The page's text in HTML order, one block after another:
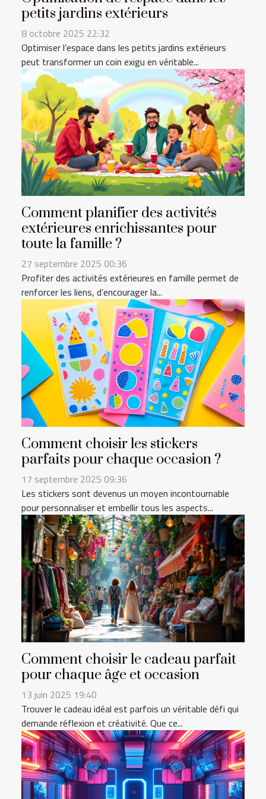
petits jardins extérieurs
8 octobre 2025 22:32
Optimiser l’espace dans les petits jardins extérieurs
peut transformer un coin exigu en véritable...
Comment planifier des activités
extérieures enrichissantes pour
toute la famille ?
27 septembre 2025 00:36
Profiter des activités extérieures en famille permet de
renforcer les liens, d’encourager la...
Comment choisir les stickers
parfaits pour chaque occasion ?
17 septembre 2025 09:36
Les stickers sont devenus un moyen incontournable
pour personnaliser et embellir tous les aspects...
Comment choisir le cadeau parfait
pour chaque âge et occasion
13 juin 2025 19:40
Trouver le cadeau idéal est parfois un véritable défi qui
demande réflexion et créativité. Que ce...